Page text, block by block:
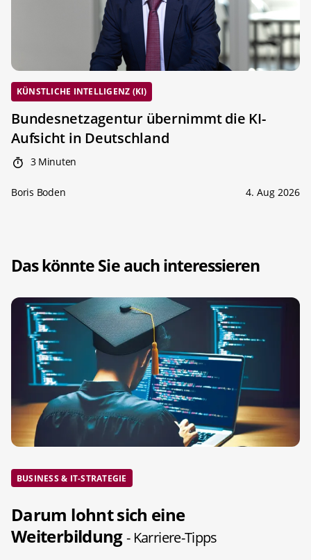
KÜNSTLICHE INTELLIGENZ (KI)
Bundesnetzagentur übernimmt die KI-
Aufsicht in Deutschland
3 Minuten
Boris Boden 4. Aug 2026
Das könnte Sie auch interessieren
BUSINESS & IT-STRATEGIE
Darum lohnt sich eine
Weiterbildung- Karriere-Tipps